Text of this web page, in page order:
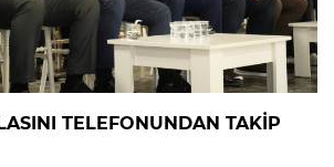
TELEFONUNDAN TAKİP